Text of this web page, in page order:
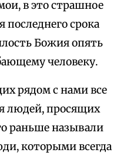
в это страшное
последнего срока
Божия опять
человеку.
рядом с нами все
людей, просящих
раньше называли
которыми всегда